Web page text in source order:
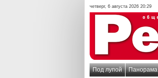
четверг, 6 августа 2026 20:29
Под лупой Панорама